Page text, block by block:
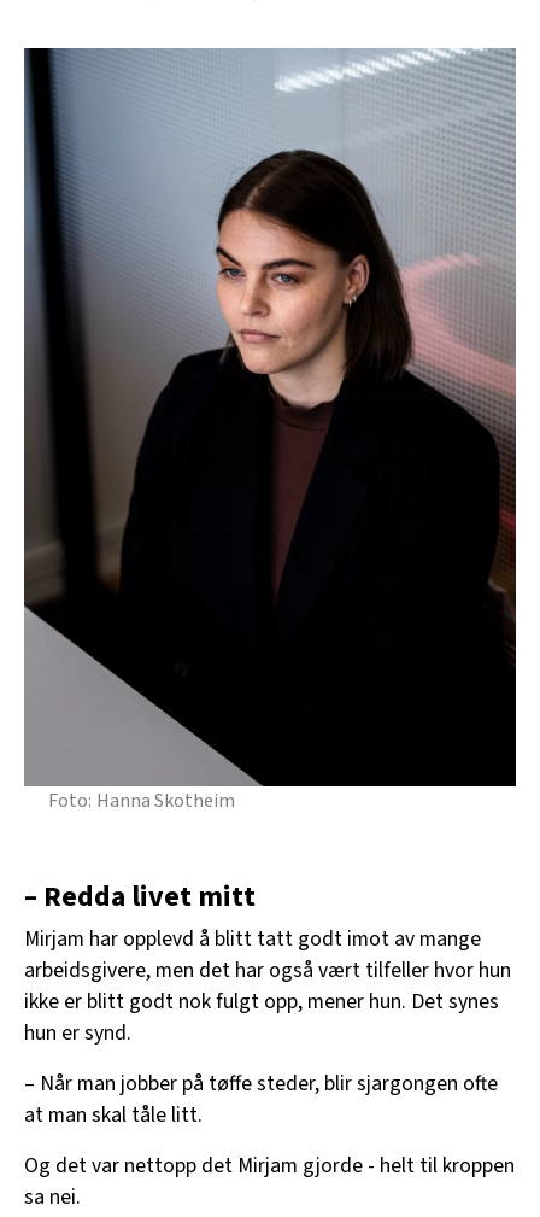
Hanna Skotheim
– Redda livet mitt
Mirjam har opplevd å blitt tatt godt imot av mange
arbeidsgivere, men det har også vært tilfeller hvor hun
ikke er blitt godt nok fulgt opp, mener hun. Det synes
hun er synd.
– Når man jobber på tøffe steder, blir sjargongen ofte
at man skal tåle litt.
Og det var nettopp det Mirjam gjorde - helt til kroppen
sa nei.